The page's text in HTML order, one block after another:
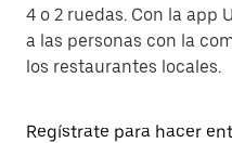
4 o 2 ruedas. Con la app
a las personas con la
los restaurantes locales.
Regístrate para hacer